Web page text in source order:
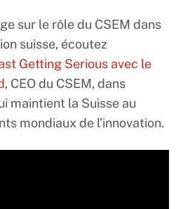
sur le rôle du CSEM dans
suisse, écoutez
Getting Serious avec le
, CEO du CSEM, dans
maintient la Suisse au
mondiaux de l’innovation.